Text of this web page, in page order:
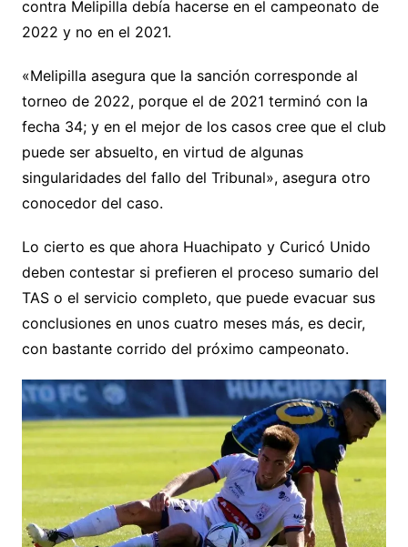
contra Melipilla debía hacerse en el campeonato de
2022 y no en el 2021.
«Melipilla asegura que la sanción corresponde al
torneo de 2022, porque el de 2021 terminó con la
fecha 34; y en el mejor de los casos cree que el club
puede ser absuelto, en virtud de algunas
singularidades del fallo del Tribunal», asegura otro
conocedor del caso.
Lo cierto es que ahora Huachipato y Curicó Unido
deben contestar si prefieren el proceso sumario del
TAS o el servicio completo, que puede evacuar sus
conclusiones en unos cuatro meses más, es decir,
con bastante corrido del próximo campeonato.